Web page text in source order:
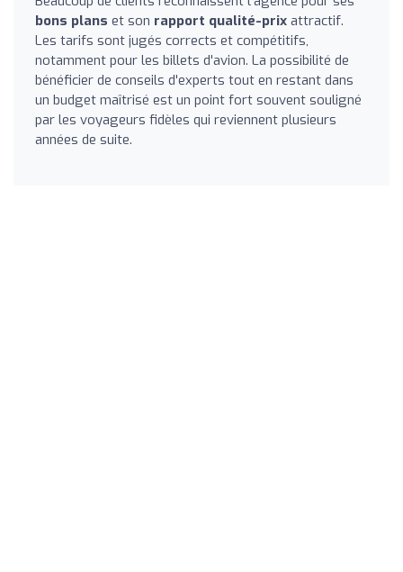
bons plans et son rapport qualité-prix attractif.
Les tarifs sont jugés corrects et compétitifs,
notamment pour les billets d'avion. La possibilité de
bénéficier de conseils d'experts tout en restant dans
un budget maîtrisé est un point fort souvent souligné
par les voyageurs fidèles qui reviennent plusieurs
années de suite.